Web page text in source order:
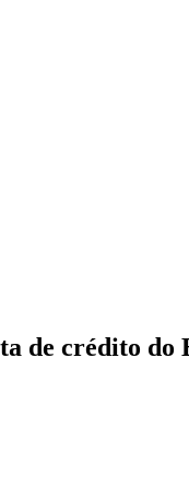
de crédito do